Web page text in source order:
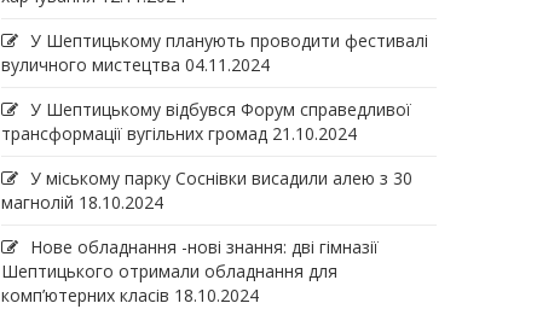
У Шептицькому планують проводити фестивалі
вуличного мистецтва 04.11.2024
У Шептицькому відбувся Форум справедливої
трансформації вугільних громад 21.10.2024
У міському парку Соснівки висадили алею з 30
магнолій 18.10.2024
Нове обладнання -нові знання: дві гімназії
Шептицького отримали обладнання для
комп’ютерних класів 18.10.2024